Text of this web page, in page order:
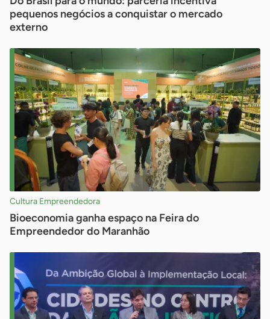
pequenos negócios a conquistar o mercado
externo
Cultura Empreendedora
Bioeconomia ganha espaço na Feira do
Empreendedor do Maranhão